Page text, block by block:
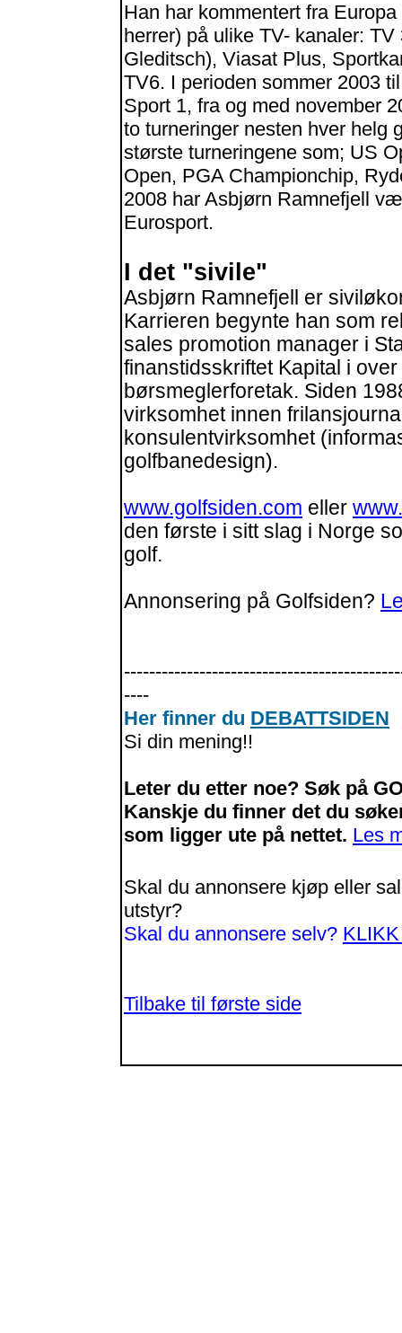
Han har kommentert fra
herrer) på ulike TV- kanaler:
Gleditsch), Viasat Plus,
TV6. I perioden sommer 2003
Sport 1, fra og med november
to turneringer nesten hver helg
største turneringene som; US
Open, PGA Championchip,
2008 har Asbjørn Ramnefjell
Eurosport.
I det "sivile"
Asbjørn Ramnefjell er
Karrieren begynte han som
sales promotion manager i
finanstidsskriftet Kapital i
børsmeglerforetak. Siden
virksomhet innen
konsulentvirksomhet
golfbanedesign).
www.golfsiden.com eller
den første i sitt slag i Norge
golf.
Annonsering på Golfsiden?
----
Her finner du DEBATTSIDEN
Si din mening!!
Leter du etter noe? Søk på
Kanskje du finner det du
som ligger ute på nettet. Les
Skal du annonsere kjøp eller
utstyr?
Skal du annonsere selv?
Tilbake til første side